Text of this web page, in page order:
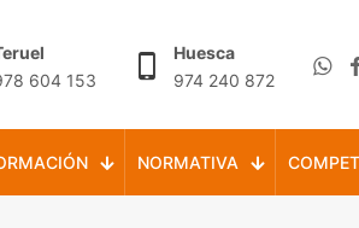
604 153
Huesca
974 240 872
NORMATIVA